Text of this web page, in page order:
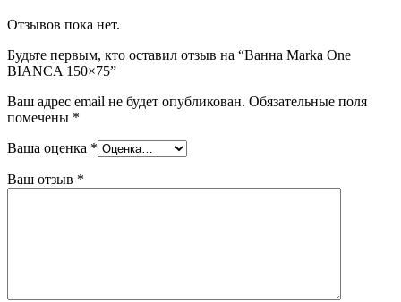
Отзывов пока нет.
Будьте первым, кто оставил отзыв на “Ванна Marka One
BIANCA 150×75”
Ваш адрес email не будет опубликован. Обязательные поля
помечены *
Ваша оценка *
Ваш отзыв *